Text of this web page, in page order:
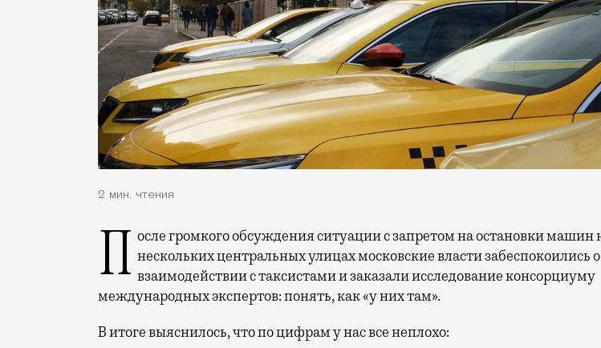
2 мин. чтения
После громкого обсуждения ситуации с запретом на остановки машин на нескольких центральных улицах московские власти забеспокоились о
взаимодействии с таксистами и заказали исследование консорциуму
международных экспертов: понять, как «у них там».
В итоге выяснилось, что по цифрам у нас все неплохо: